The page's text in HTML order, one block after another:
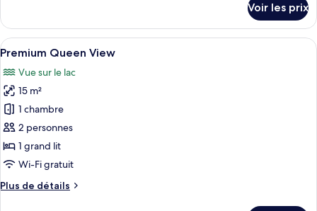
Premium
le
type
de
Chambre
Double
Premium
Voir les prix
Afficher
toutes
les
photos
pour
ce
type
de
chambre :
Premium
Un lit avec une literie blanche et une
4
Premium Queen View
Vue sur le lac
15 m²
1 chambre
2 personnes
1 grand lit
Wi-Fi gratuit
Plus de détails
Plus